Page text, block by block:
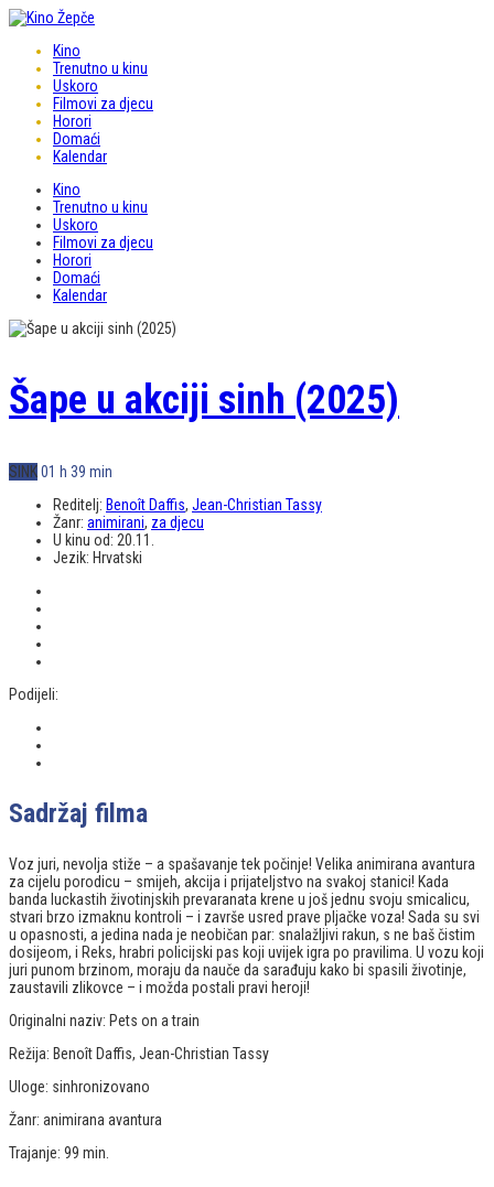
Kino
Trenutno u kinu
Uskoro
Filmovi za djecu
Horori
Domaći
Kalendar
Kino
Trenutno u kinu
Uskoro
Filmovi za djecu
Horori
Domaći
Kalendar
Šape u akciji sinh (2025)
SINK01 h 39 min
Reditelj: Benoît Daffis, Jean-Christian Tassy
Žanr: animirani, za djecu
U kinu od: 20.11.
Jezik: Hrvatski
Podijeli:
Sadržaj filma
Voz juri, nevolja stiže – a spašavanje tek počinje! Velika animirana avantura
za cijelu porodicu – smijeh, akcija i prijateljstvo na svakoj stanici! Kada
banda luckastih životinjskih prevaranata krene u još jednu svoju smicalicu,
stvari brzo izmaknu kontroli – i završe usred prave pljačke voza! Sada su svi
u opasnosti, a jedina nada je neobičan par: snalažljivi rakun, s ne baš čistim
dosijeom, i Reks, hrabri policijski pas koji uvijek igra po pravilima. U vozu koji
juri punom brzinom, moraju da nauče da sarađuju kako bi spasili životinje,
zaustavili zlikovce – i možda postali pravi heroji!
Originalni naziv: Pets on a train
Režija: Benoît Daffis, Jean-Christian Tassy
Uloge: sinhronizovano
Žanr: animirana avantura
Trajanje: 99 min.